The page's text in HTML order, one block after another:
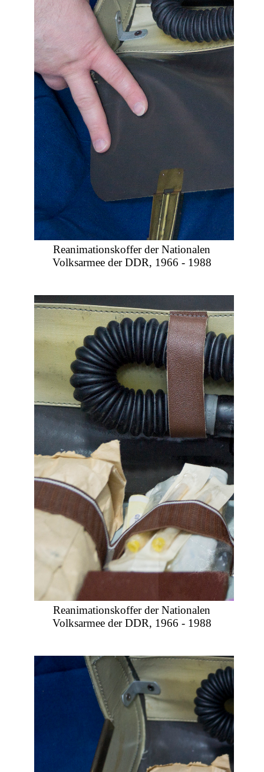
Reanimationskoffer der Nationalen
Volksarmee der DDR, 1966 - 1988
Reanimationskoffer der Nationalen
Volksarmee der DDR, 1966 - 1988